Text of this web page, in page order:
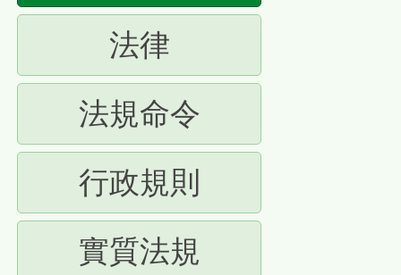
按
下
ENTER
查
看
清
法律(請
按
下
ENTER
查
看
法規命令(請
按
行政規則
按
實質法規